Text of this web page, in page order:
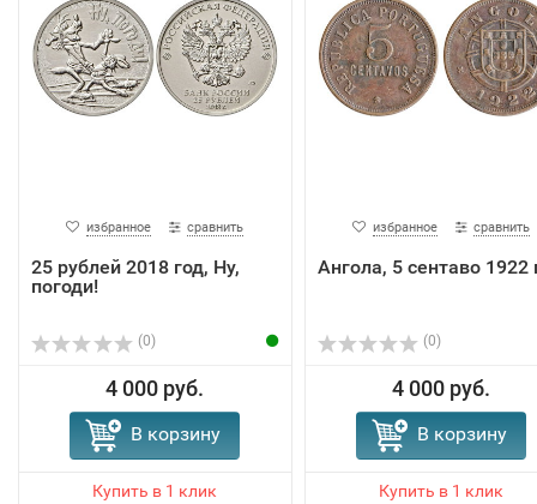
избранное сравнить
25 рублей 2018 год, Ну,
погоди!
(0)
4 000 руб.
В корзину
избранное сравнить
Ангола, 5 сентаво 1922
(0)
4 000 руб.
В корзину